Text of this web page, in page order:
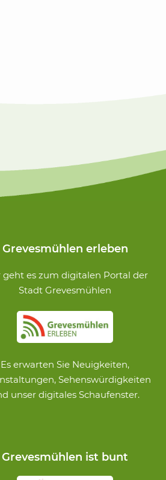
Grevesmühlen erleben
geht es zum digitalen Portal der
Stadt Grevesmühlen
Es erwarten Sie Neuigkeiten,
Sehenswürdigkeiten
unser digitales Schaufenster.
Grevesmühlen ist bunt